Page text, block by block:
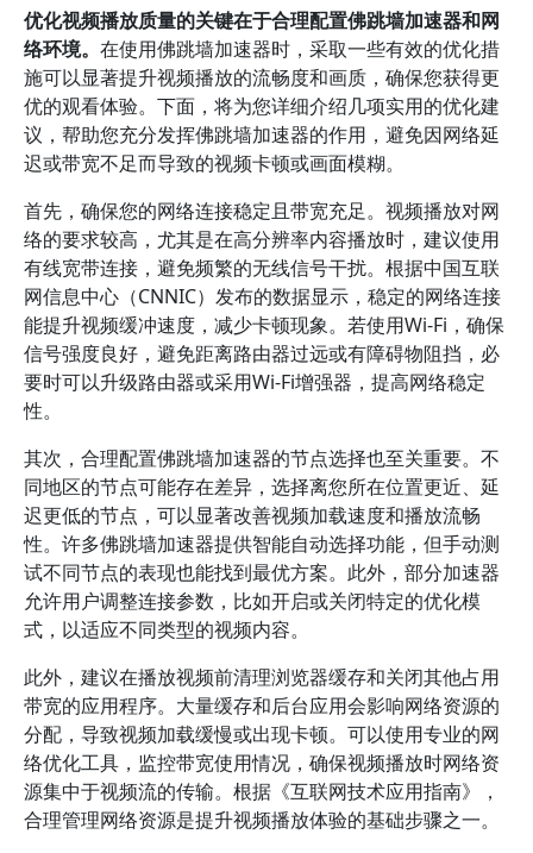
优化视频播放质量的关键在于合理配置佛跳墙加速器和网
络环境。 在使用佛跳墙加速器时，采取一些有效的优化措
施可以显著提升视频播放的流畅度和画质，确保您获得更
优的观看体验。下面，将为您详细介绍几项实用的优化建
议，帮助您充分发挥佛跳墙加速器的作用，避免因网络延
迟或带宽不足而导致的视频卡顿或画面模糊。
首先，确保您的网络连接稳定且带宽充足。视频播放对网
络的要求较高，尤其是在高分辨率内容播放时，建议使用
有线宽带连接，避免频繁的无线信号干扰。根据中国互联
网信息中心（CNNIC）发布的数据显示，稳定的网络连接
能提升视频缓冲速度，减少卡顿现象。若使用Wi-Fi，确保
信号强度良好，避免距离路由器过远或有障碍物阻挡，必
要时可以升级路由器或采用Wi-Fi增强器，提高网络稳定
性。
其次，合理配置佛跳墙加速器的节点选择也至关重要。不
同地区的节点可能存在差异，选择离您所在位置更近、延
迟更低的节点，可以显著改善视频加载速度和播放流畅
性。许多佛跳墙加速器提供智能自动选择功能，但手动测
试不同节点的表现也能找到最优方案。此外，部分加速器
允许用户调整连接参数，比如开启或关闭特定的优化模
式，以适应不同类型的视频内容。
此外，建议在播放视频前清理浏览器缓存和关闭其他占用
带宽的应用程序。大量缓存和后台应用会影响网络资源的
分配，导致视频加载缓慢或出现卡顿。可以使用专业的网
络优化工具，监控带宽使用情况，确保视频播放时网络资
源集中于视频流的传输。根据《互联网技术应用指南》，
合理管理网络资源是提升视频播放体验的基础步骤之一。